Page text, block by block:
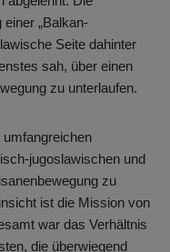
„Balkan-
Seite dahinter
sah, über einen
zu unterlaufen.
jugoslawischen und
zu
ist die Mission von
war das Verhältnis
die überwiegend